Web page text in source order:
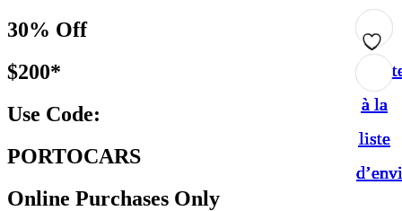
30% Off
$200*
Use Code:
PORTOCARS
Online Purchases Only
à la
liste
à la
liste
à la
liste
à la
liste
à la
liste